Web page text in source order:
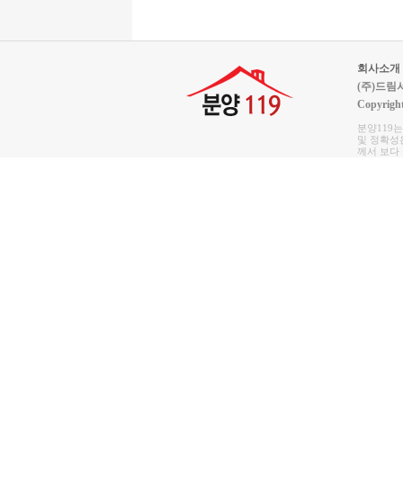
회사소개
(주)드림
분양119
및 정확성
께서 보다